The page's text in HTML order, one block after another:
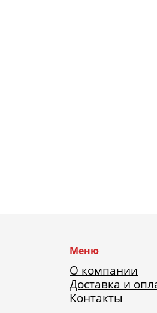
Меню
О компании
Доставка и
Контакты